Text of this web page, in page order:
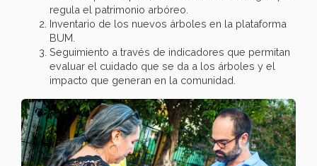
regula el patrimonio arbóreo.
Inventario de los nuevos árboles en la plataforma
BUM.
Seguimiento a través de indicadores que permitan
evaluar el cuidado que se da a los árboles y el
impacto que generan en la comunidad.